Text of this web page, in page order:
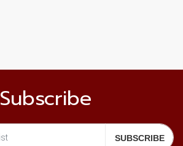
Subscribe